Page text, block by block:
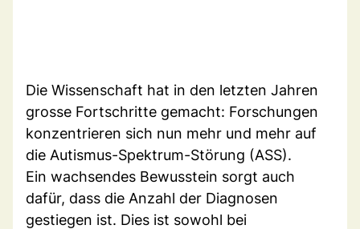
Die Wissenschaft hat in den letzten Jahren
grosse Fortschritte gemacht: Forschungen
konzentrieren sich nun mehr und mehr auf
die Autismus-Spektrum-Störung (ASS).
Ein wachsendes Bewusstein sorgt auch
dafür, dass die Anzahl der Diagnosen
gestiegen ist. Dies ist sowohl bei